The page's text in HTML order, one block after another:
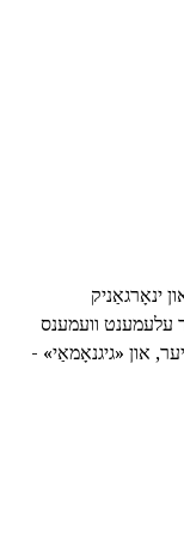
ינאָרגאַניק
עלעמענט וועמענס
און «גיגנאָמאַי» -